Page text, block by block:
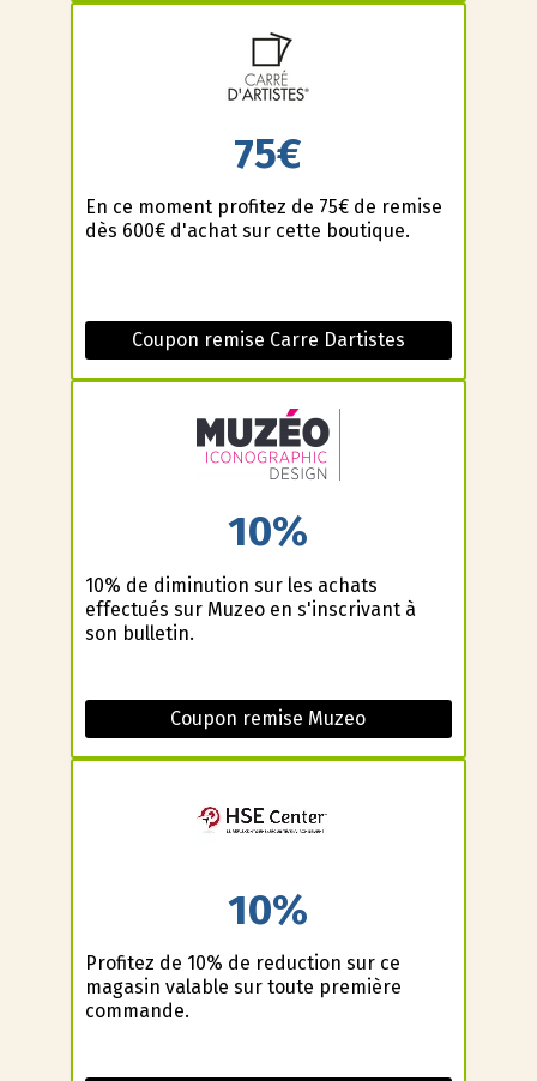
75€
En ce moment profitez de 75€ de remise
dès 600€ d'achat sur cette boutique.
Coupon remise Carre Dartistes
10%
10% de diminution sur les achats
effectués sur Muzeo en s'inscrivant à
son bulletin.
Coupon remise Muzeo
10%
Profitez de 10% de reduction sur ce
magasin valable sur toute première
commande.